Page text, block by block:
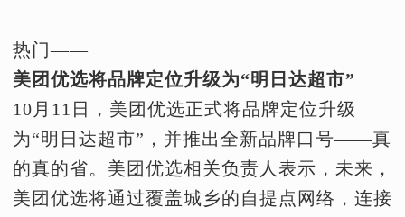
热门——
美团优选将品牌定位升级为“明日达超市”
10月11日，美团优选正式将品牌定位升级
为“明日达超市”，并推出全新品牌口号——真
的真的省。美团优选相关负责人表示，未来，
美团优选将通过覆盖城乡的自提点网络，连接